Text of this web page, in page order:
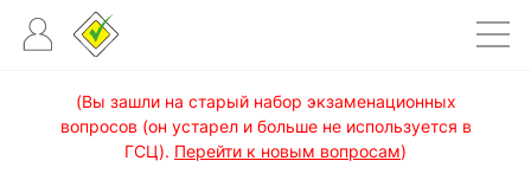
(Вы зашли на старый набор экзаменационных
вопросов (он устарел и больше не используется в
ГСЦ). Перейти к новым вопросам)